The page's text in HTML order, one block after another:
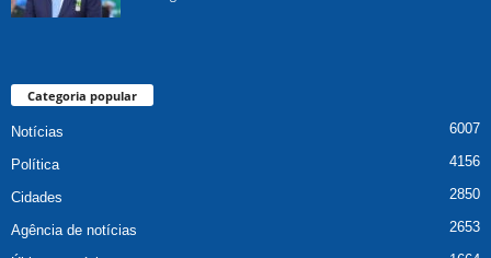
Categoria popular
Notícias 6007
Política 4156
Cidades 2850
Agência de notícias 2653